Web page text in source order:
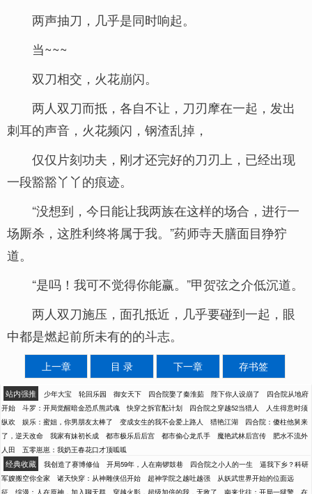
两声抽刀，几乎是同时响起。
当~~~
双刀相交，火花崩闪。
两人双刀而抵，各自不让，刀刃摩在一起，发出
刺耳的声音，火花频闪，钢渣乱掉，
仅仅片刻功夫，刚才还完好的刀刃上，已经出现
一段豁豁丫丫的痕迹。
“没想到，今日能让我两族在这样的场合，进行一
场厮杀，这胜利终将属于我。”药师寺天膳面目狰狞
道。
“是吗！我可不觉得你能赢。”甲贺弦之介低沉道。
两人双刀施压，面孔抵近，几乎要碰到一起，眼
中都是燃起前所未有的的斗志。
上一章 目 录 下一章 存书签
站内强推 少年大宝 轮回乐园 御女天下 四合院娶了秦淮茹 陛下你人设崩了
四合院从地府
开始
斗罗：开局觉醒暗金恐爪熊武魂 快穿之拆官配计划 四合院之穿越52当猎人
人生得意时须
纵欢
娱乐：蜜姐，你男朋友太棒了 变成女生的我不会爱上路人 猎艳江湖
四合院：傻柱他舅来
了，逆天改命
我家有妹初长成 都市极乐后后宫 都市偷心龙爪手 魔艳武林后宫传
肥水不流外
人田
五零崽崽：我奶王春花口才顶呱呱
经典收藏 我创造了赛博修仙 开局59年，人在南锣鼓巷 四合院之小人的一生
逼我下乡？科研
军嫂搬空你全家
诸天快穿：从神雕侠侣开始 超神学院之越吐越强
从妖武世界开始的位面远
征
综漫：人在原神，加入聊天群 穿越火影，超级加倍的我，无敌了 南来北往：开局一狱警 在